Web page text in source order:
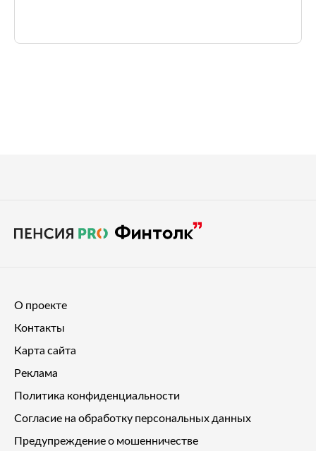
О проекте
Контакты
Карта сайта
Реклама
Политика конфиденциальности
Согласие на обработку персональных данных
Предупреждение о мошенничестве